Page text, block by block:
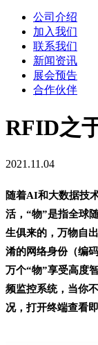
公司介绍
加入我们
联系我们
新闻资讯
展会预告
合作伙伴
RFID之
2021.11.04
随着AI和大数据技
活，“物”是指全球
生俱来的，万物自
淆的网络身份（编
万个“物”享受高度
频监控系统，当你
况，打开终端查看即